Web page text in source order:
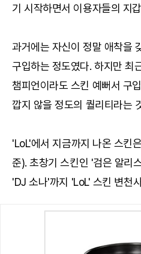
기 시작하면서 이용자들의 지
과거에는 자신이 정말 애착을
구입하는 정도였다. 하지만 최
챔피언이라도 스킨 예뻐서 구
깝지 않을 정도의 퀄리티라는
'LoL'에서 지금까지 나온 스킨
준). 초창기 스킨인 '검은 알리
'DJ 소나'까지 'LoL' 스킨 변천